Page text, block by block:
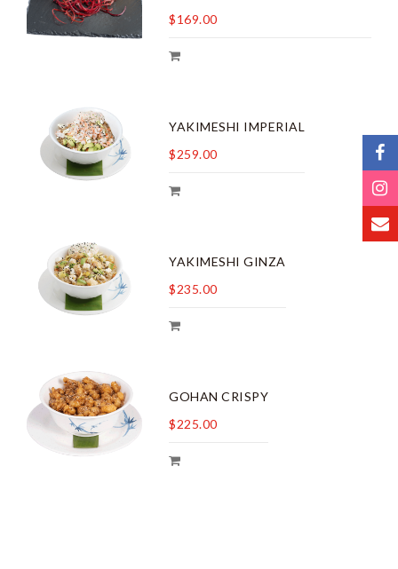
$169.00
YAKIMESHI IMPERIAL
$259.00
YAKIMESHI GINZA
$235.00
GOHAN CRISPY
$225.00